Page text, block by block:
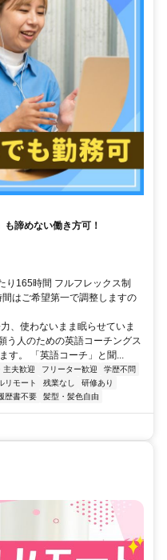
諦めない働き方可！
り165時間 フルフレックス制
はご希望第一で調整しますの
、使わないまま眠らせていま
う人のための英語コーチングス
す。 「英語コーチ」と聞...
主夫歓迎 フリーター歓迎
学歴不問
リモート 残業なし
研修あり
歴書不要 髪型・髪色自由